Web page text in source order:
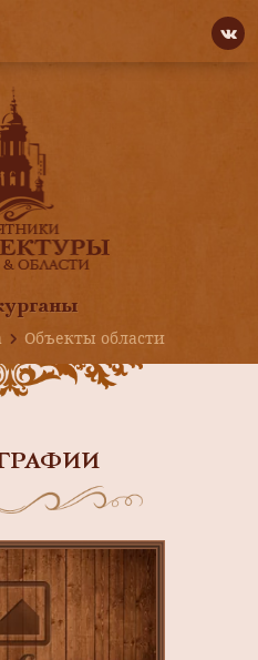
Объекты области